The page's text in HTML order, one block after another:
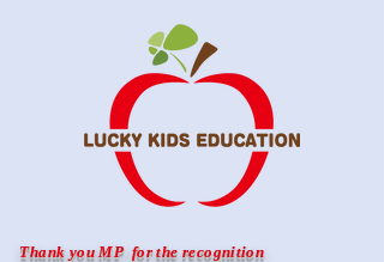
Thank you MP for the recognition